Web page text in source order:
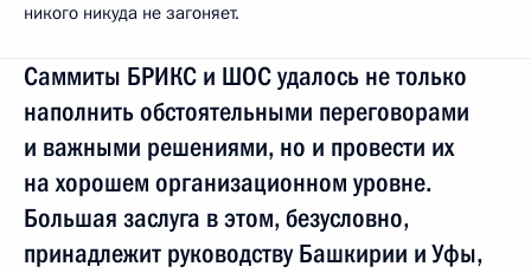
никого никуда не загоняет.
Саммиты БРИКС и ШОС удалось не только
наполнить обстоятельными переговорами
и важными решениями, но и провести их
на хорошем организационном уровне.
Большая заслуга в этом, безусловно,
принадлежит руководству Башкирии и Уфы,